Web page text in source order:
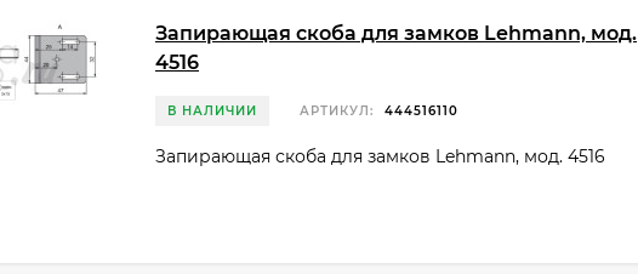
Запирающая скоба для замков Lehmann, мод.
4516
В НАЛИЧИИ АРТИКУЛ: 444516110
Запирающая скоба для замков Lehmann, мод. 4516